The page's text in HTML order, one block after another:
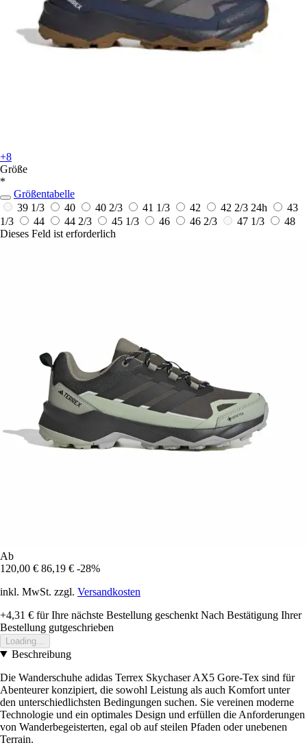
+8
Größe
*
Größentabelle
39 1/3
40 40 2/3 41 1/3 42 42 2/3 24h
43
1/3
44 44 2/3 45 1/3 46 46 2/3 47 1/3
48
Dieses Feld ist erforderlich
Ab
120,00 € 86,19 € -28%
inkl. MwSt. zzgl. Versandkosten
+4,31 € für Ihre nächste Bestellung geschenkt Nach Bestätigung Ihrer
Bestellung gutgeschrieben
Loading...
Beschreibung
Die Wanderschuhe adidas Terrex Skychaser AX5 Gore-Tex sind für
Abenteurer konzipiert, die sowohl Leistung als auch Komfort unter
den unterschiedlichsten Bedingungen suchen. Sie vereinen moderne
Technologie und ein optimales Design und erfüllen die Anforderungen
von Wanderbegeisterten, egal ob auf steilen Pfaden oder unebenen
Terrain.